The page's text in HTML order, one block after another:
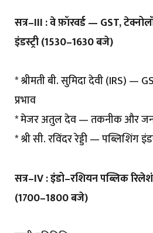
सत्र–III : वे फ़ॉरवर्ड — GST,
इंडस्ट्री (1530–1630 बजे)
* श्रीमती बी. सुमिदा देवी (IRS) —
प्रभाव
* मेजर अतुल देव — तकनीक और
* श्री सी. रविंदर रेड्डी — पब्लिशिंग
सत्र–IV : इंडो–रशियन पब्लिक
(1700–1800 बजे)